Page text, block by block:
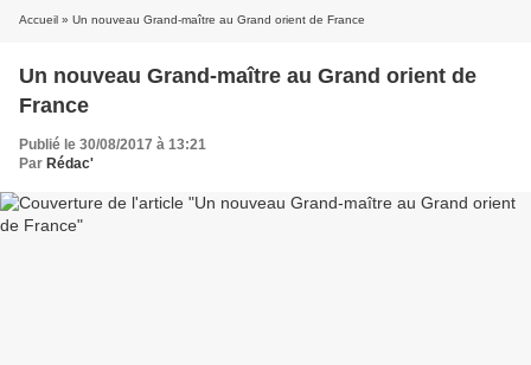
Accueil » Un nouveau Grand-maître au Grand orient de France
Un nouveau Grand-maître au Grand orient de
France
Publié le 30/08/2017 à 13:21
Par Rédac'